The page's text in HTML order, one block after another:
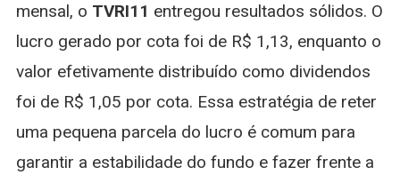
mensal, o TVRI11 entregou resultados sólidos. O
lucro gerado por cota foi de R$ 1,13, enquanto o
valor efetivamente distribuído como dividendos
foi de R$ 1,05 por cota. Essa estratégia de reter
uma pequena parcela do lucro é comum para
garantir a estabilidade do fundo e fazer frente a